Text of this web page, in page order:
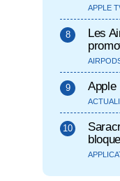
APPLE
Les
Apple